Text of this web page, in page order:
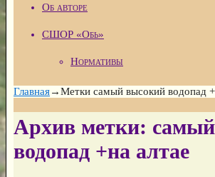
Об авторе
СШОР «Обь»
Нормативы
Главная→Метки самый высокий водопад
Архив метки:
водопад +на алтае